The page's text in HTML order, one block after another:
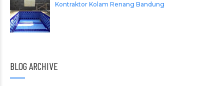
Kontraktor Kolam Renang Bandung
BLOG ARCHIVE